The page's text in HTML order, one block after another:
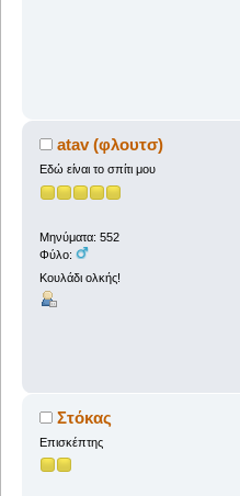
atav (φλουτσ)
Εδώ είναι το σπίτι μου
Μηνύματα: 552
Φύλο:
Κουλάδι ολκής!
Στόκας
Επισκέπτης